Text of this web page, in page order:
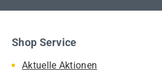
Shop Service
Aktuelle Aktionen